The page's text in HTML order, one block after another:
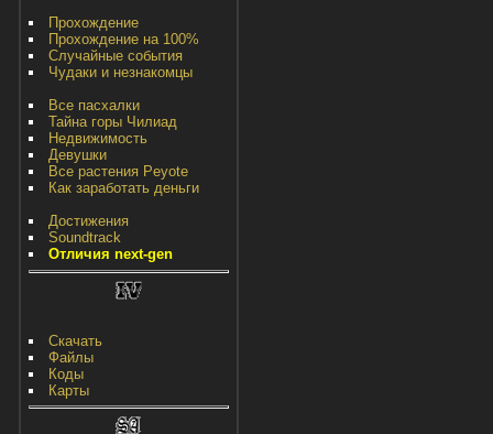
Прохождение
Прохождение на 100%
Случайные события
Чудаки и незнакомцы
Все пасхалки
Тайна горы Чилиад
Недвижимость
Девушки
Все растения Peyote
Как заработать деньги
Достижения
Soundtrack
Отличия next-gen
Скачать
Файлы
Коды
Карты